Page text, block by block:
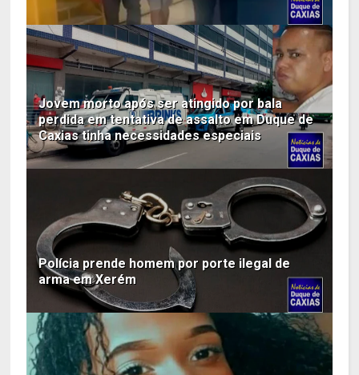
Jovem morto após ser atingido por bala
perdida em tentativa de assalto em Duque de
Caxias tinha necessidades especiais
Polícia prende homem por porte ilegal de
arma em Xerém